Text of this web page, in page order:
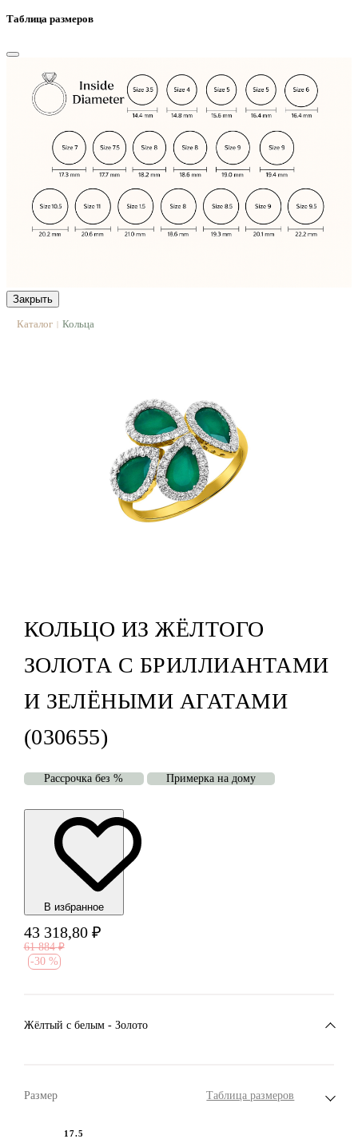
Таблица размеров
Закрыть
Каталог | Кольца
КОЛЬЦО ИЗ ЖЁЛТОГО
ЗОЛОТА С БРИЛЛИАНТАМИ
И ЗЕЛЁНЫМИ АГАТАМИ
(030655)
Рассрочка без % Примерка на дому
В избранноe
43 318,80 ₽
61 884 ₽
-30 %
Жёлтый с белым - Золото
Размер Таблица размеров
17.5